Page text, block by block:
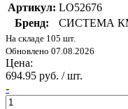
Артикул: LO52676
Бренд:
СИСТЕМА
На складе 105 шт.
Обновлено 07.08.2026
Цена:
694.95 руб. / шт.
-